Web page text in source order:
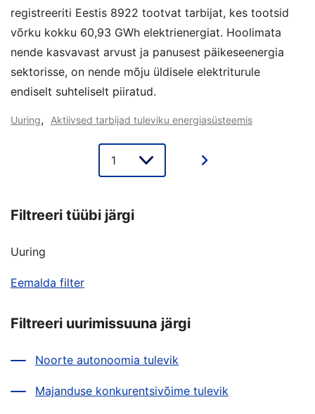
registreeriti Eestis 8922 tootvat tarbijat, kes tootsid
võrku kokku 60,93 GWh elektrienergiat. Hoolimata
nende kasvavast arvust ja panusest päikeseenergia
sektorisse, on nende mõju üldisele elektriturule
endiselt suhteliselt piiratud.
Uuring, Aktiivsed tarbijad tuleviku energiasüsteemis
valik
Filtreeri tüübi järgi
Uuring
Eemalda filter
Filtreeri uurimissuuna järgi
Noorte autonoomia tulevik
Majanduse konkurentsivõime tulevik